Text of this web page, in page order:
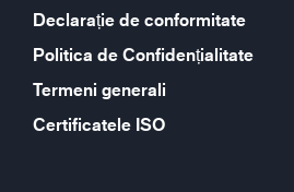
Declarație de conformitate
Politica de Confidențialitate
Termeni generali
Certificatele ISO